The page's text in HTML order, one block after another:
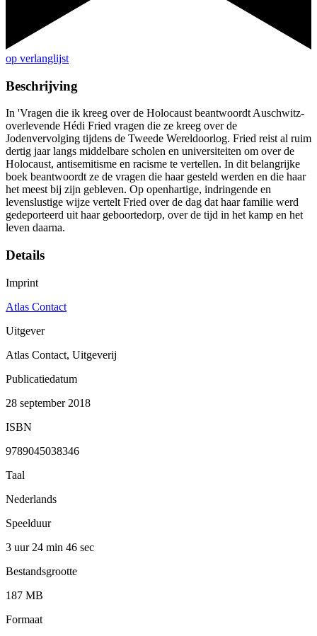
op verlanglijst
Beschrijving
In 'Vragen die ik kreeg over de Holocaust beantwoordt Auschwitz-
overlevende Hédi Fried vragen die ze kreeg over de
Jodenvervolging tijdens de Tweede Wereldoorlog. Fried reist al ruim
dertig jaar langs middelbare scholen en universiteiten om over de
Holocaust, antisemitisme en racisme te vertellen. In dit belangrijke
boek beantwoordt ze de vragen die haar gesteld werden en die haar
het meest bij zijn gebleven. Op openhartige, indringende en
levenslustige wijze vertelt Fried over de dag dat haar familie werd
gedeporteerd uit haar geboortedorp, over de tijd in het kamp en het
leven daarna.
Details
Imprint
Atlas Contact
Uitgever
Atlas Contact, Uitgeverij
Publicatiedatum
28 september 2018
ISBN
9789045038346
Taal
Nederlands
Speelduur
3 uur 24 min 46 sec
Bestandsgrootte
187 MB
Formaat